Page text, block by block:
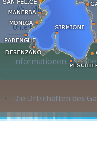
LAST MINUTE
Unterkunft suchen...
Informationen und
Die Ortschaften des